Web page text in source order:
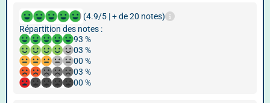
(4.9/5 | + de 20 notes)
Répartition des notes :
93 %
03 %
00 %
03 %
00 %